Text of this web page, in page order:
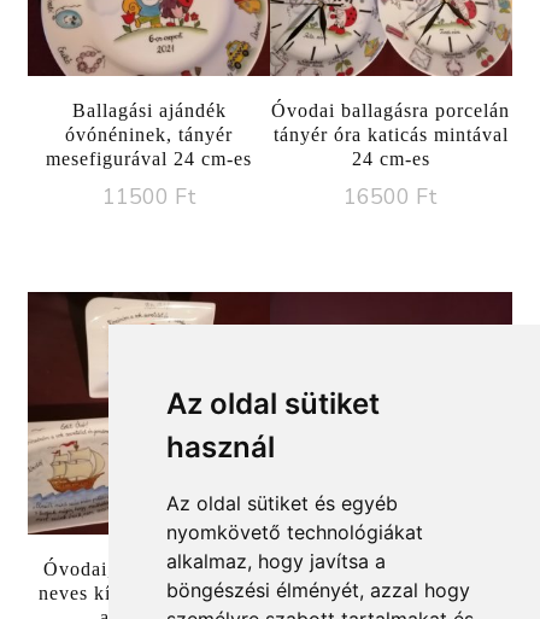
Az oldal sütiket
használ
Az oldal sütiket és egyéb
nyomkövető technológiákat
alkalmaz, hogy javítsa a
böngészési élményét, azzal hogy
Ballagási ajándék
óvónéninek, tányér
mesefigurával 24 cm-es
11500 Ft
Óvodai ballagásra porcelán
tányér óra katicás mintával
24 cm-es
16500 Ft
Óvodai, bölcsődei jeles,
neves kínáló tálka egyéni
Óvodai ballagási ajándék
óvónőknek